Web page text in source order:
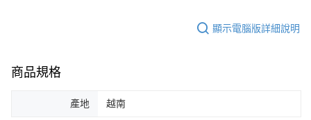
顯示電腦版詳細說明
商品規格
產地 越南